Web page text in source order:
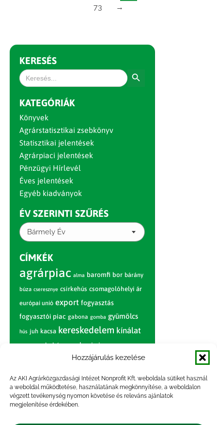
Hozzájárulás kezelése
Az AKI Agrárközgazdasági Intézet Nonprofit Kft. weboldala sütiket használ
a weboldal működtetése, használatának megkönnyítése, a weboldalon
végzett tevékenység nyomon követése és releváns ajánlatok
megjelenítése érdekében.
73
→
KERESÉS
Search
for:
KATEGÓRIÁK
Könyvek
Agrárstatisztikai zsebkönyv
Statisztikai jelentések
Agrárpiaci jelentések
Pénzügyi Hírlevél
Éves jelentések
Egyéb kiadványok
ÉV SZERINTI SZŰRÉS
Bármely Év
CÍMKÉK
agrárpiac alma baromfi bor bárány
búza cseresznye csirkehús csomagolóhelyi ár
európai unió export fogyasztás
fogyasztói piac gabona gomba gyümölcs
hús juh kacsa kereskedelem kínálat
körte marhahús nagybani piac narancs
nemzetközi árinformációk
paradicsom piac piaci jelentés
pulyka pulykahús sertés sertéshús
szarvasmarha termelés
termelői